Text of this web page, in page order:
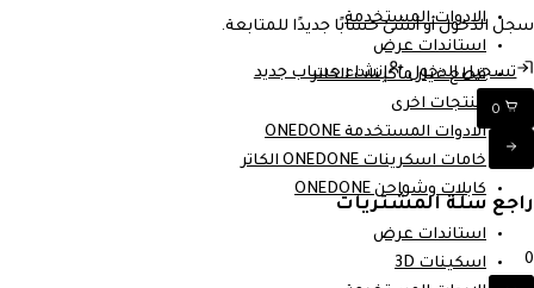
الادوات المستخدمة
استاندات عرض
قطع غيار ماكينات الكاتر
منتجات اخرى
الادوات المستخدمة ONEDONE
خامات اسكرينات ONEDONE الكاتر
كابلات وشواحن ONEDONE
استاندات عرض
اسكينات 3D
سجل الدخول أو أنشئ حسابًا جديدًا للمتابعة.
تسجيل الدخول إنشاء حساب جديد
0
راجع سلة المشتريات
0